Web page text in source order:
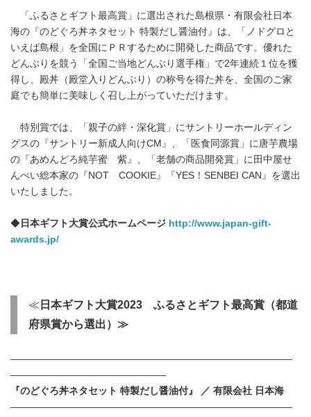
「ふるさとギフト最高賞」に選出された島根県・有限会社日本
海の『のどぐろ丼ネタセット 特製だし醤油付』は、「ノドグロと
いえば島根」を全国にＰＲするために開発した商品です。優れた
どんぶりを競う「全国ご当地どんぶり選手権」で2年連続１位を獲
得し、殿丼（殿堂入りどんぶり）の称号を得た丼を、全国のご家
庭でも簡単に美味しく召し上がっていただけます。
特別賞では、「親子の絆・深化賞」にサントリーホールディン
グスの『サントリー新成人向けCM』、「医食同源賞」に唐芋農場
の『あめんどろ純芋蜜 紫』、「老舗の商品開発賞」に田中屋せ
んべい総本家の『NOT COOKIE』『YES！SENBEI CAN』を選出
いたしました。
◆ 日本ギフト大賞公式ホームページ http://www.japan-gift-
awards.jp/
≪ 日本ギフト大賞2023 ふるさとギフト最高賞（都道
府県賞から選出）≫
―――――――――――――――――――――――――――――
――――――――――――――――
『のどぐろ丼ネタセット 特製だし醤油付』 ／ 有限会社 日本海
―――――――――――――――――――――――――――――